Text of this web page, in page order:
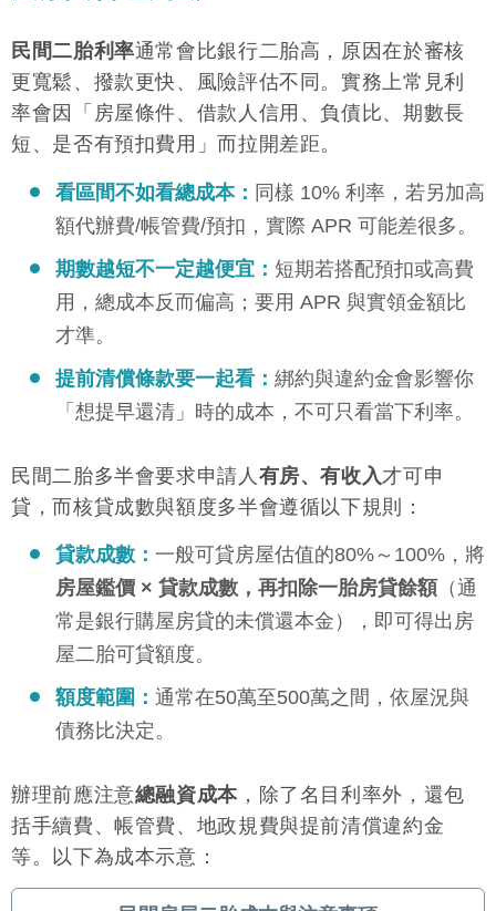
民間二胎利率通常會比銀行二胎高，原因在於審核
更寬鬆、撥款更快、風險評估不同。實務上常見利
率會因「房屋條件、借款人信用、負債比、期數長
短、是否有預扣費用」而拉開差距。
看區間不如看總成本： 同樣 10% 利率，若另加高
額代辦費/帳管費/預扣，實際 APR 可能差很多。
期數越短不一定越便宜： 短期若搭配預扣或高費
用，總成本反而偏高；要用 APR 與實領金額比
才準。
提前清償條款要一起看： 綁約與違約金會影響你
「想提早還清」時的成本，不可只看當下利率。
民間二胎多半會要求申請人 有房、有收入才可申
貸，而核貸成數與額度多半會遵循以下規則：
貸款成數： 一般可貸房屋估值的80%～100%，將
房屋鑑價 × 貸款成數，再扣除一胎房貸餘額（通
常是銀行購屋房貸的未償還本金），即可得出房
屋二胎可貸額度。
額度範圍： 通常在50萬至500萬之間，依屋況與
債務比決定。
辦理前應注意總融資成本，除了名目利率外，還包
括手續費、帳管費、地政規費與提前清償違約金
等。以下為成本示意：